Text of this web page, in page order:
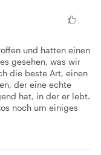
und hatten einen
gesehen, was wir
die beste Art, einen
der eine echte
hat, in der er lebt.
noch um einiges